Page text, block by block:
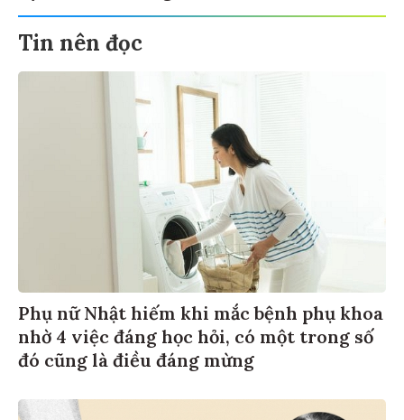
Tin nên đọc
Phụ nữ Nhật hiếm khi mắc bệnh phụ khoa
nhờ 4 việc đáng học hỏi, có một trong số
đó cũng là điều đáng mừng